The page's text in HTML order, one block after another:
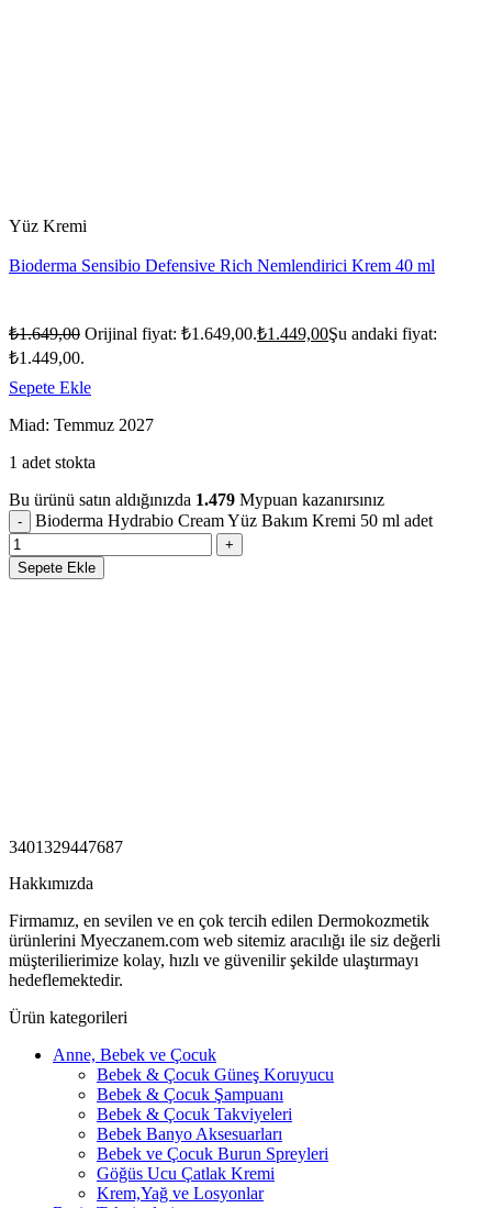
Yüz Kremi
Bioderma Sensibio Defensive Rich Nemlendirici Krem 40 ml
₺1.649,00 Orijinal fiyat: ₺1.649,00.₺1.449,00Şu andaki fiyat:
₺1.449,00.
Sepete Ekle
Miad: Temmuz 2027
1 adet stokta
Bu ürünü satın aldığınızda 1.479 Mypuan kazanırsınız
Bioderma Hydrabio Cream Yüz Bakım Kremi 50 ml adet
Sepete Ekle
3401329447687
Hakkımızda
Firmamız, en sevilen ve en çok tercih edilen Dermokozmetik
ürünlerini Myeczanem.com web sitemiz aracılığı ile siz değerli
müşterilierimize kolay, hızlı ve güvenilir şekilde ulaştırmayı
hedeflemektedir.
Ürün kategorileri
Anne, Bebek ve Çocuk
Bebek & Çocuk Güneş Koruyucu
Bebek & Çocuk Şampuanı
Bebek & Çocuk Takviyeleri
Bebek Banyo Aksesuarları
Bebek ve Çocuk Burun Spreyleri
Göğüs Ucu Çatlak Kremi
Krem,Yağ ve Losyonlar